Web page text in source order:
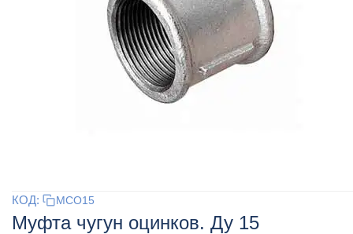
КОД: MCO15
Муфта чугун оцинков. Ду 15